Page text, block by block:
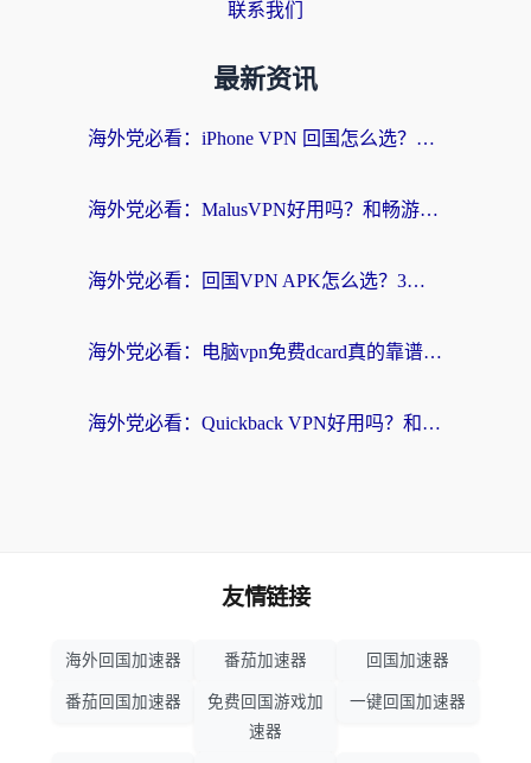
联系我们
最新资讯
海外党必看：iPhone VPN 回国怎么选？一篇搞定无缝访问国内资源
海外党必看：MalusVPN好用吗？和畅游VPN对比哪个回国效果更好？附穿梭飞鱼神龟真实体验
海外党必看：回国VPN APK怎么选？3步教你无缝刷国内剧玩国服
海外党必看：电脑vpn免费dcard真的靠谱吗？教你选对回国加速器无缝访问国内资源
海外党必看：Quickback VPN好用吗？和小黑牛VPN对比哪个回国效果更好？附真实体验+避坑指南
友情链接
海外回国加速器 番茄加速器 回国加速器
番茄回国加速器
免费回国游戏加
速器
一键回国加速器